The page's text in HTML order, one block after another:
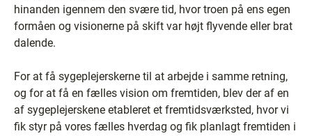
hinanden igennem den svære tid, hvor troen på ens egen
formåen og visionerne på skift var højt flyvende eller brat
dalende.
For at få sygeplejerskerne til at arbejde i samme retning,
og for at få en fælles vision om fremtiden, blev der af en
af sygeplejerskene etableret et fremtidsværksted, hvor vi
fik styr på vores fælles hverdag og fik planlagt fremtiden i